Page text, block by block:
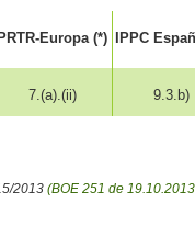
PRTR-Europa (*) IPPC
7.(a).(ii) 9.3.b)
2013 (BOE 251 de